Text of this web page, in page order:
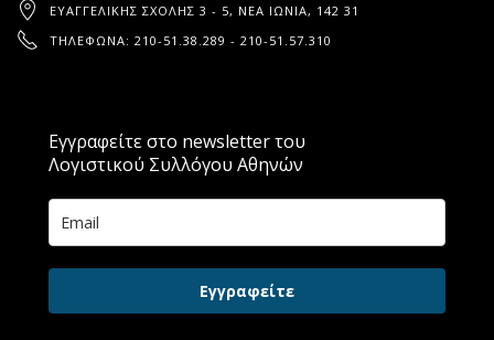
ΕΥΑΓΓΕΛΙΚΉΣ ΣΧΟΛΉΣ 3 - 5, ΝΈΑ ΙΩΝΊΑ, 142 31
ΤΗΛΈΦΩΝΑ: 210-51.38.289 - 210-51.57.310
Εγγραφείτε στο newsletter του
Λογιστικού Συλλόγου Αθηνών
Εγγραφείτε